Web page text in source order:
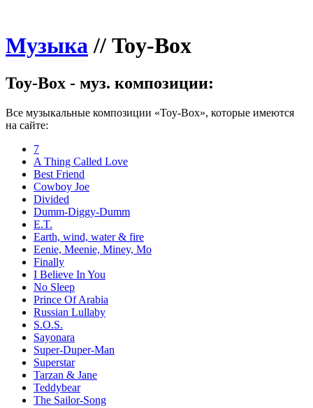
Музыка// Toy-Box
Toy-Box - муз. композиции:
Все музыкальные композиции «Toy-Box», которые имеются
на сайте:
7
A Thing Called Love
Best Friend
Cowboy Joe
Divided
Dumm-Diggy-Dumm
E.T.
Earth, wind, water & fire
Eenie, Meenie, Miney, Mo
Finally
I Believe In You
No Sleep
Prince Of Arabia
Russian Lullaby
S.O.S.
Sayonara
Super-Duper-Man
Superstar
Tarzan & Jane
Teddybear
The Sailor-Song